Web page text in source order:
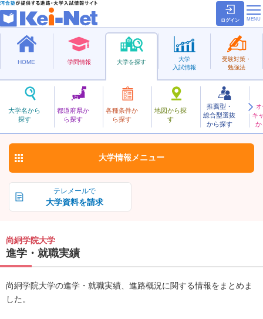
ログイン
HOME 学問情報 大学を探す
大学名から
探す
都道府県か
ら探す
各種条件か
ら探す
地図から探
す
推薦型・
総合型選抜
から探す
キ
か
大学
入試情報
受験対策・
勉強法
私立
しょうけいがくいん
尚絅学院大学 お気に入り
テレメールで
大学資料を請求
大学情報 メニュー
尚絅学院大学
進学・就職実績
尚絅学院大学の進学・就職実績、進路概況に関する情報をまとめま
した。